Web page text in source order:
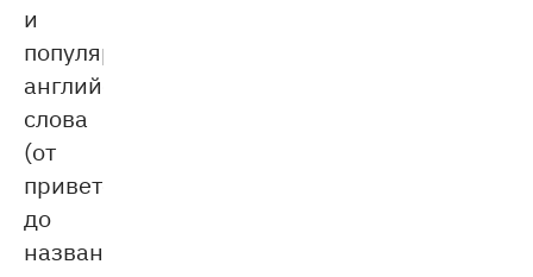
и
популярные
английские
слова
(от
приветствий
до
названий